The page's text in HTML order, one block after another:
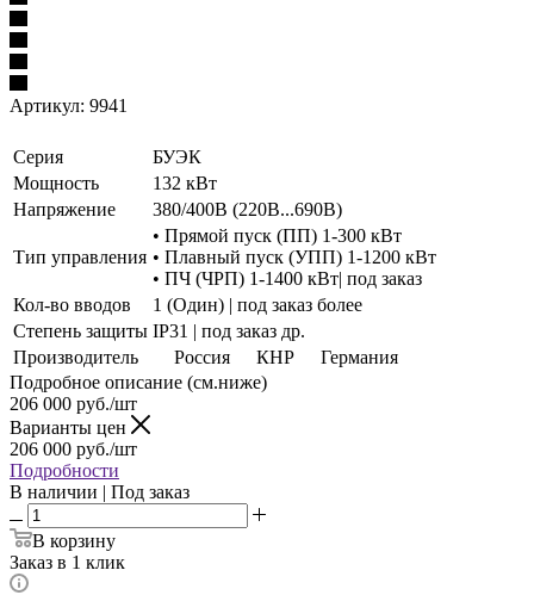
Артикул: 9941
Серия
БУЭК
Мощность
132 кВт
Напряжение
380/400В (220В...690В)
Тип управления
• Прямой пуск (ПП) 1-300 кВт
• Плавный пуск (УПП) 1-1200 кВт
• ПЧ (ЧРП) 1-1400 кВт| под заказ
Кол-во вводов
1 (Один) | под заказ более
Степень защиты IP31 | под заказ др.
Производитель
Россия КНР
Германия
Подробное описание (см.ниже)
206 000 руб./шт
Варианты цен
206 000 руб./шт
Подробности
В наличии | Под заказ
В корзину
Заказ в 1 клик